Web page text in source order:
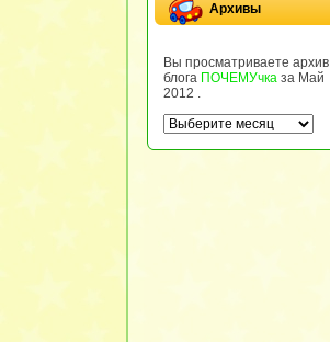
Архивы
Вы просматриваете архив
блога ПОЧЕМУчказа Май
2012 .